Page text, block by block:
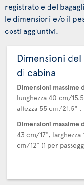
registrato e del
le dimensioni e/o il
costi aggiuntivi.
Dimensioni del
di cabina
Dimensioni massime
lunghezza 40 cm/
altezza 55 cm/21.5" .
Dimensioni massime
43 cm/17", larghezza
cm/12" (1 per